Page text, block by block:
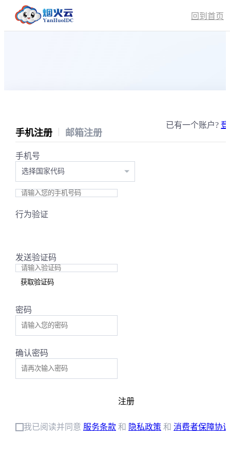
回到首页
手机注册 邮箱注册
已有一个账户?
手机号
选择国家代码
行为验证
发送验证码
获取验证码
密码
确认密码
注册
我已阅读并同意 服务条款 和 隐私政策 和 消费者保障协